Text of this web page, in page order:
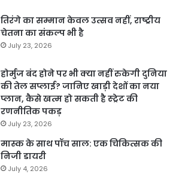
तिरंगे का सम्मान केवल उत्सव नहीं, राष्ट्रीय
चेतना का संकल्प भी है
July 23, 2026
होर्मुज बंद होने पर भी क्या नहीं रुकेगी दुनिया
की तेल सप्लाई? जानिए खाड़ी देशों का नया
प्लान, कैसे खत्म हो सकती है स्ट्रेट की
रणनीतिक पकड़
July 23, 2026
मास्क के साथ पॉच साल: एक चिकित्सक की
निजी डायरी
July 4, 2026